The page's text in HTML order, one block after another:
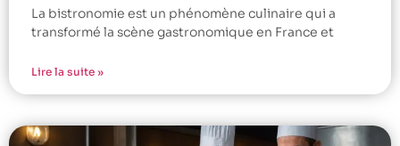
La bistronomie est un phénomène culinaire qui a
transformé la scène gastronomique en France et
Lire la suite »